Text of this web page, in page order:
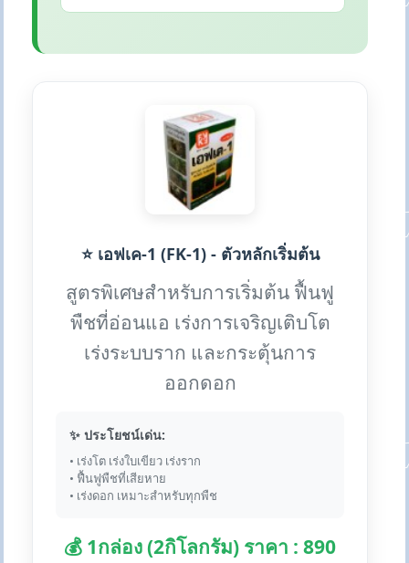
⭐ เอฟเค-1 (FK-1) - ตัวหลักเริ่มต้น
สูตรพิเศษสำหรับการเริ่มต้น ฟื้นฟู
พืชที่อ่อนแอ เร่งการเจริญเติบโต
เร่งระบบราก และกระตุ้นการ
ออกดอก
✨ ประโยชน์เด่น:
• เร่งโต เร่งใบเขียว เร่งราก
• ฟื้นฟูพืชที่เสียหาย
• เร่งดอก เหมาะสำหรับทุกพืช
💰 1กล่อง (2กิโลกรัม) ราคา : 890